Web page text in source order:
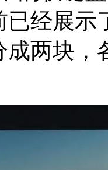
经展示
成两块，